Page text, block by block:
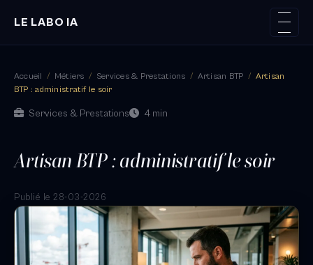
LE LABO IA
Accueil / Métiers / Services & Prestations / Artisan BTP / Artisan
BTP : administratif le soir
Services & Prestations 4 min
Artisan BTP : administratif le soir
Publié le 28-03-2026